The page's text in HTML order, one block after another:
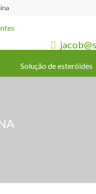

Solução de esteróides